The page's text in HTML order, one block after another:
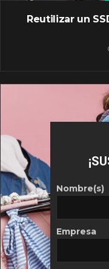
Reutilizar un
Nombre(s)
Empresa